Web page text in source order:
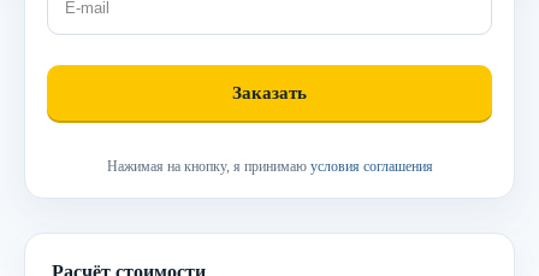
Нажимая на кнопку, я принимаю условия соглашения
Расчёт стоимости